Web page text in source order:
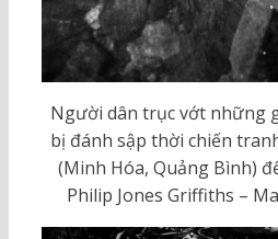
Người dân trục vớt những
bị đánh sập thời chiến
(Minh Hóa, Quảng Bình)
Philip Jones Griffiths –